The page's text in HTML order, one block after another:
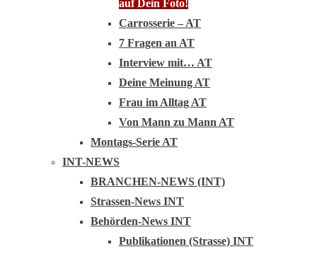
auf Dein Foto!
Carrosserie – AT
7 Fragen an AT
Interview mit… AT
Deine Meinung AT
Frau im Alltag AT
Von Mann zu Mann AT
Montags-Serie AT
INT-NEWS
BRANCHEN-NEWS (INT)
Strassen-News INT
Behörden-News INT
Publikationen (Strasse) INT